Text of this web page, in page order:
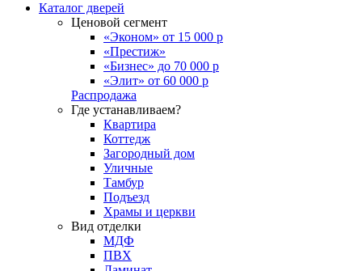
Каталог дверей
Ценовой сегмент
«Эконом» от 15 000 р
«Престиж»
«Бизнес» до 70 000 р
«Элит» от 60 000 р
Распродажа
Где устанавливаем?
Квартира
Коттедж
Загородный дом
Уличные
Тамбур
Подъезд
Храмы и церкви
Вид отделки
МДФ
ПВХ